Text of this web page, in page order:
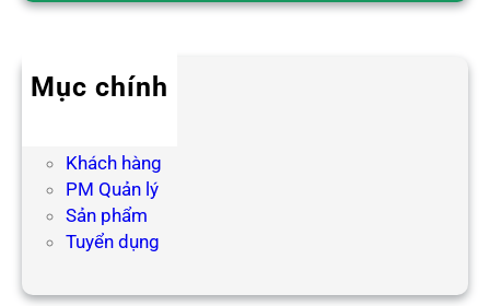
h
Mục chính
Khách hàng
PM Quản lý
Sản phẩm
Tuyển dụng